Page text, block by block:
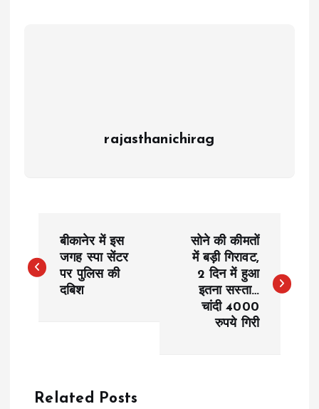
rajasthanichirag
o
बीकानेर में इस
जगह स्पा सेंटर
पर पुलिस की
दबिश
सोने की कीमतों
में बड़ी गिरावट,
2 दिन में हुआ
इतना सस्ता…
चांदी 4000
रुपये गिरी
Related Posts